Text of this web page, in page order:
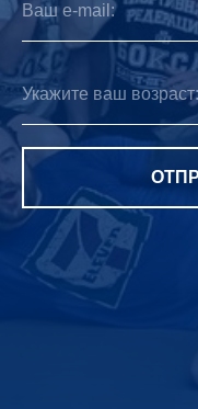
Ваш e-mail:
Укажите ваш возраст: